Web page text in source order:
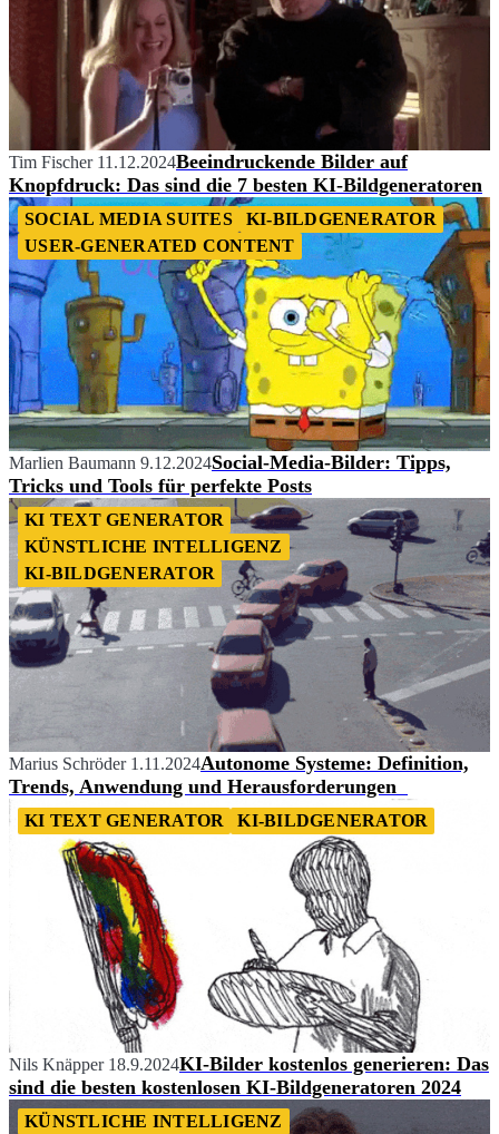
Tim Fischer 11.12.2024Beeindruckende Bilder auf
Knopfdruck: Das sind die 7 besten KI-Bildgeneratoren
SOCIAL MEDIA SUITES
KI-BILDGENERATOR
USER-GENERATED CONTENT
Marlien Baumann 9.12.2024Social-Media-Bilder: Tipps,
Tricks und Tools für perfekte Posts
KI TEXT GENERATOR
KÜNSTLICHE INTELLIGENZ
KI-BILDGENERATOR
Marius Schröder 1.11.2024Autonome Systeme: Definition,
Trends, Anwendung und Herausforderungen
KI TEXT GENERATOR KI-BILDGENERATOR
Nils Knäpper 18.9.2024KI-Bilder kostenlos generieren: Das
sind die besten kostenlosen KI-Bildgeneratoren 2024
KÜNSTLICHE INTELLIGENZ